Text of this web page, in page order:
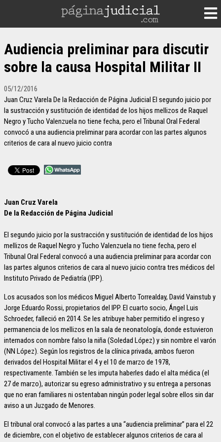
Audiencia preliminar para discutir
sobre la causa Hospital Militar II
05/12/2016
Juan Cruz Varela De la Redacción de Página Judicial El segundo juicio por
la sustracción y sustitución de identidad de los hijos mellizos de Raquel
Negro y Tucho Valenzuela no tiene fecha, pero el Tribunal Oral Federal
convocó a una audiencia preliminar para acordar con las partes algunos
criterios de cara al nuevo juicio contra
Juan Cruz Varela
De la Redacción de Página Judicial
El segundo juicio por la sustracción y sustitución de identidad de los hijos
mellizos de Raquel Negro y Tucho Valenzuela no tiene fecha, pero el
Tribunal Oral Federal convocó a una audiencia preliminar para acordar con
las partes algunos criterios de cara al nuevo juicio contra tres médicos del
Instituto Privado de Pediatría (IPP).
Los acusados son los médicos Miguel Alberto Torrealday, David Vainstub y
Jorge Eduardo Rossi, propietarios del IPP. El cuarto socio, Ángel Luis
Schroeder, falleció en 2014. Se les atribuye haber permitido el ingreso y
permanencia de los mellizos en la sala de neonatología, donde estuvieron
internados con nombre falso la niña (Soledad López) y sin nombre el varón
(NN López). Según los registros de la clínica privada, ambos fueron
derivados del Hospital Militar el 4 y el 10 de marzo de 1978,
respectivamente. También se les imputa haberles dado el alta médica (el
27 de marzo), autorizar su egreso administrativo y su entrega a personas
que no eran familiares ni ostentaban ningún poder legal sobre ellos sin dar
aviso a un Juzgado de Menores.
El tribunal oral convocó a las partes a una “audiencia preliminar” para el 22
de diciembre, con el objetivo de establecer algunos criterios de cara al